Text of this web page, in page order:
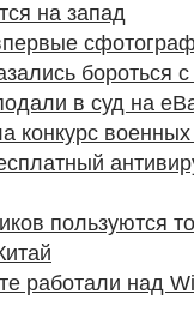
на запад
бороться
в суд на
военных
пользуются
работали над